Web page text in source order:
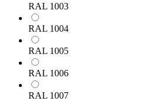
RAL 1003
RAL 1004
RAL 1005
RAL 1006
RAL 1007